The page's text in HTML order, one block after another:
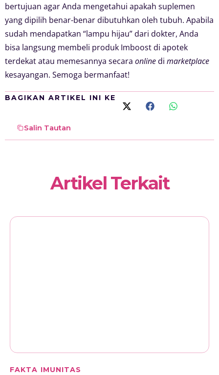
bertujuan agar Anda mengetahui apakah suplemen
yang dipilih benar-benar dibutuhkan oleh tubuh. Apabila
sudah mendapatkan “lampu hijau” dari dokter, Anda
bisa langsung membeli produk Imboost di apotek
terdekat atau memesannya secara onlinedi marketplace
kesayangan. Semoga bermanfaat!
BAGIKAN ARTIKEL INI KE
Salin Tautan
Artikel Terkait
FAKTA IMUNITAS